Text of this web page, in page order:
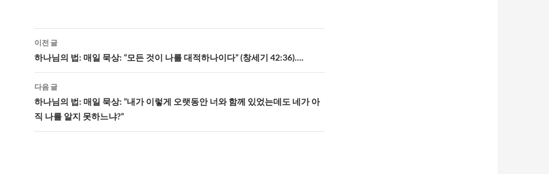
글
네
비
게
이
이전 글
하나님의 법: 매일 묵상: “모든 것이 나를 대적하나이다” (창세기 42:36)….
다음 글
하나님의 법: 매일 묵상: “내가 이렇게 오랫동안 너와 함께 있었는데도 네가 아
직 나를 알지 못하느냐?”